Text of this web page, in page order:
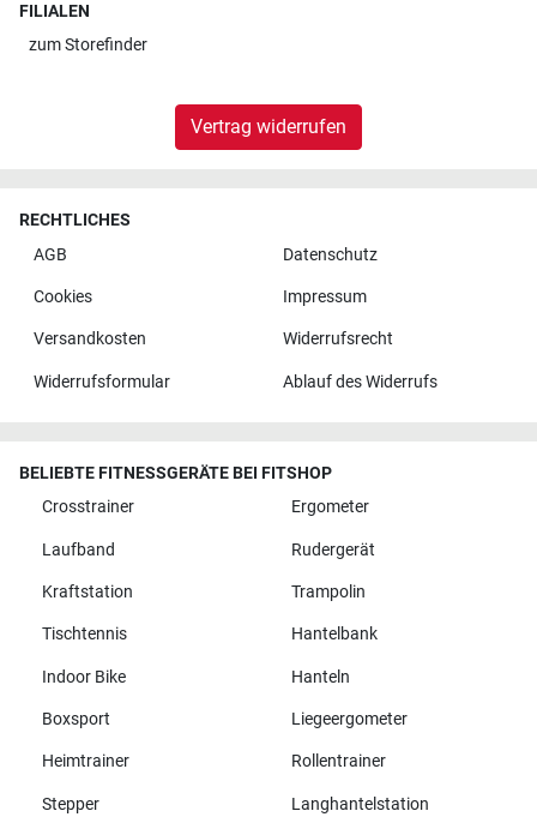
FILIALEN
zumStorefinder
Vertrag widerrufen
RECHTLICHES
AGB
Datenschutz
Cookies Impressum
Versandkosten Widerrufsrecht
Widerrufsformular Ablauf des Widerrufs
BELIEBTE FITNESSGERÄTE BEI FITSHOP
Crosstrainer
Ergometer
Laufband Rudergerät
Kraftstation Trampolin
Tischtennis Hantelbank
Indoor Bike Hanteln
Boxsport Liegeergometer
Heimtrainer Rollentrainer
Stepper Langhantelstation